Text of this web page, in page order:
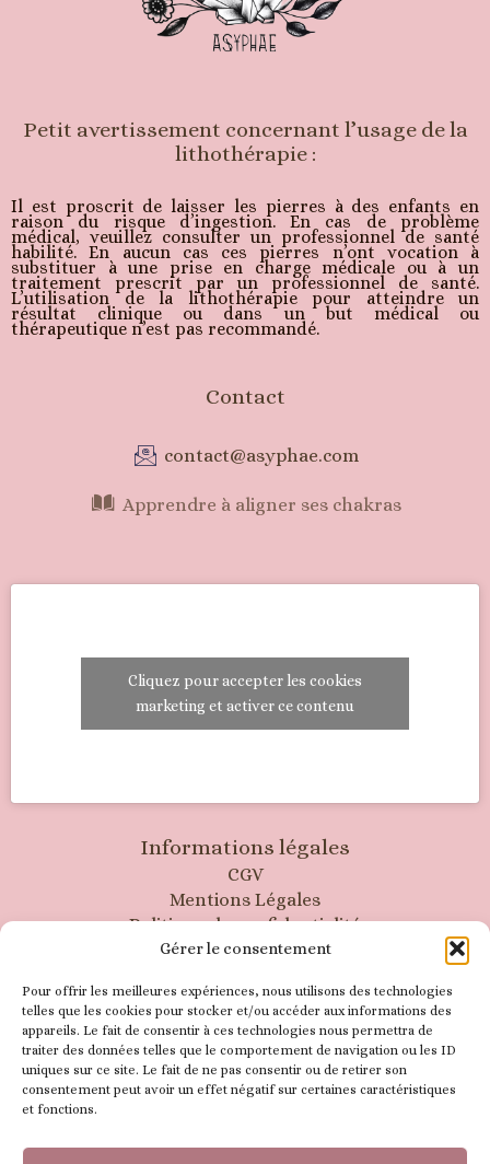
Gérer le consentement
Pour offrir les meilleures expériences, nous utilisons des technologies
telles que les cookies pour stocker et/ou accéder aux informations des
appareils. Le fait de consentir à ces technologies nous permettra de
traiter des données telles que le comportement de navigation ou les ID
uniques sur ce site. Le fait de ne pas consentir ou de retirer son
consentement peut avoir un effet négatif sur certaines caractéristiques
et fonctions.
Petit avertissement concernant l’usage de la
lithothérapie :
Il est proscrit de laisser les pierres à des enfants en
raison du risque d’ingestion. En cas de problème
médical, veuillez consulter un professionnel de santé
habilité. En aucun cas ces pierres n’ont vocation à
substituer à une prise en charge médicale ou à un
traitement prescrit par un professionnel de santé.
L’utilisation de la lithothérapie pour atteindre un
résultat clinique ou dans un but médical ou
thérapeutique n’est pas recommandé.
Contact
contact@asyphae.com
Apprendre à aligner ses chakras
Cliquez pour accepter les cookies
marketing et activer ce contenu
Informations légales
CGV
Mentions Légales
Politique de confidentialité
Abonnez-vous à notre newsletter
Prénom ou nom complet